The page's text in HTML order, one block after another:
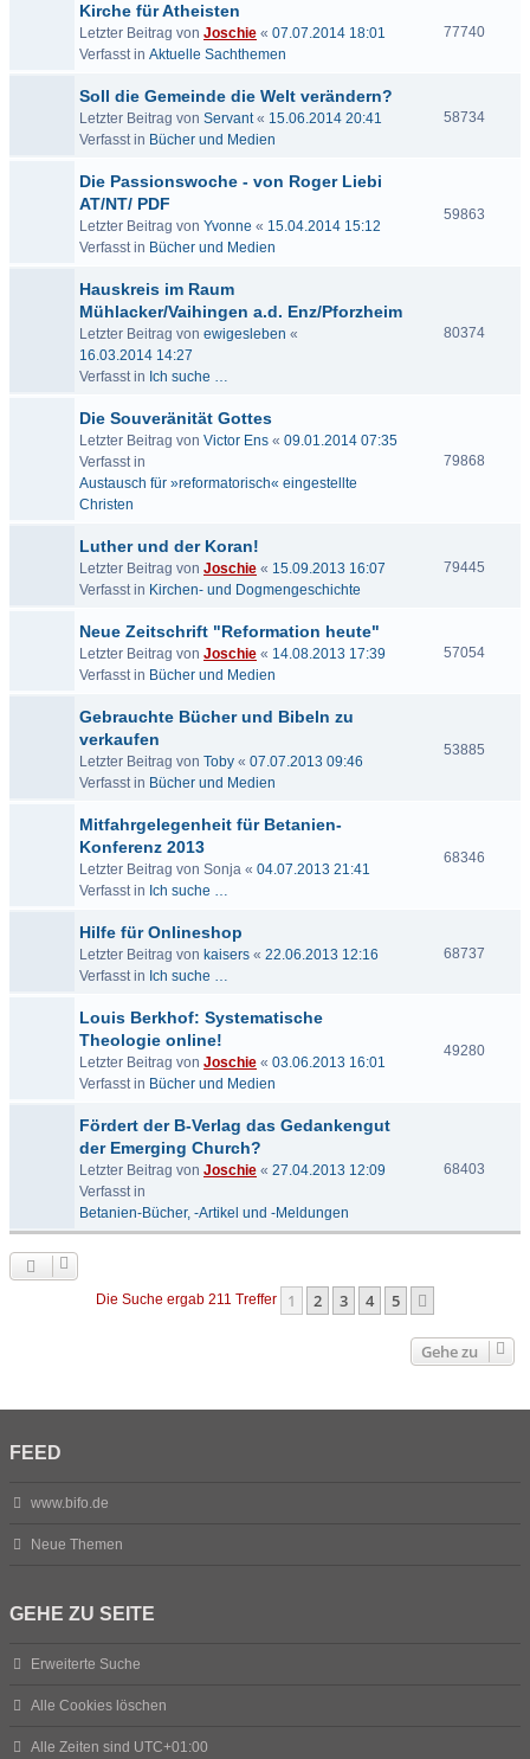
Kirche für Atheisten
Letzter Beitrag von Joschie « 07.07.2014 18:01
Verfasst in Aktuelle Sachthemen
77740
Soll die Gemeinde die Welt verändern?
Letzter Beitrag von Servant« 15.06.2014 20:41
Verfasst in Bücher und Medien
58734
Die Passionswoche - von Roger Liebi
AT/NT/ PDF
Letzter Beitrag von Yvonne « 15.04.2014 15:12
Verfasst in Bücher und Medien
59863
Hauskreis im Raum
Mühlacker/Vaihingen a.d. Enz/Pforzheim
Letzter Beitrag von ewigesleben «
16.03.2014 14:27
Verfasst in Ich suche …
80374
Die Souveränität Gottes
Letzter Beitrag von Victor Ens « 09.01.2014 07:35
Verfasst in
Austausch für »reformatorisch« eingestellte
Christen
79868
Luther und der Koran!
Letzter Beitrag von Joschie « 15.09.2013 16:07
Verfasst in Kirchen- und Dogmengeschichte
79445
Neue Zeitschrift "Reformation heute"
Letzter Beitrag von Joschie « 14.08.2013 17:39
Verfasst in Bücher und Medien
57054
Gebrauchte Bücher und Bibeln zu
verkaufen
Letzter Beitrag von Toby « 07.07.2013 09:46
Verfasst in Bücher und Medien
53885
Mitfahrgelegenheit für Betanien-
Konferenz 2013
Letzter Beitrag von Sonja « 04.07.2013 21:41
Verfasst in Ich suche …
68346
Hilfe für Onlineshop
Letzter Beitrag von kaisers « 22.06.2013 12:16
Verfasst in Ich suche …
68737
Louis Berkhof: Systematische
Theologie online!
Letzter Beitrag von Joschie « 03.06.2013 16:01
Verfasst in Bücher und Medien
49280
Fördert der B-Verlag das Gedankengut
der Emerging Church?
Letzter Beitrag von Joschie « 27.04.2013 12:09
Verfasst in
Betanien-Bücher, -Artikel und -Meldungen
68403
Die Suche ergab 211 Treffer 1 2 3 4 5
Gehe zu
FEED
www.bifo.de
Neue Themen
GEHE ZU SEITE
Erweiterte Suche
Alle Cookies löschen
Alle Zeiten sind UTC+01:00